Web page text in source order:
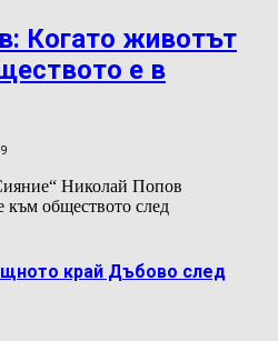
Когато животът
е в
Николай Попов
към обществото след
край Дъбово след